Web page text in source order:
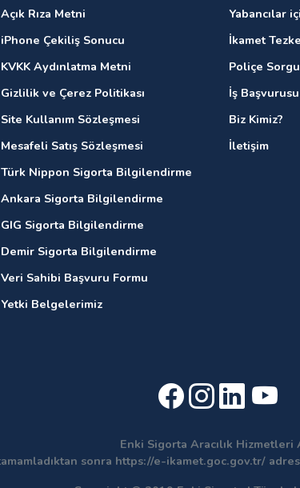
Açık Rıza Metni
iPhone Çekiliş Sonucu
KVKK Aydınlatma Metni
Gizlilik ve Çerez Politikası
Site Kullanım Sözleşmesi
Mesafeli Satış Sözleşmesi
Türk Nippon Sigorta Bilgilendirme
Ankara Sigorta Bilgilendirme
GIG Sigorta Bilgilendirme
Demir Sigorta Bilgilendirme
Veri Sahibi Başvuru Formu
Yetki Belgelerimiz
Yabancılar
İkamet
Poliçe
İş Başvurusu
Biz Kimiz?
İletişim
Enki Sigorta Aracılık Hizmetleri
sonra https://e-ikamet.goc.gov.tr/